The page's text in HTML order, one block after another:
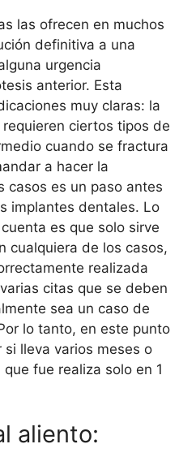
las ofrecen en muchos
definitiva a una
urgencia
anterior. Esta
muy claras: la
ciertos tipos de
cuando se fractura
a hacer la
casos es un paso antes
implantes dentales. Lo
es que solo sirve
cualquiera de los casos,
realizada
citas que se deben
sea un caso de
lo tanto, en este punto
lleva varios meses o
fue realiza solo en 1
aliento: